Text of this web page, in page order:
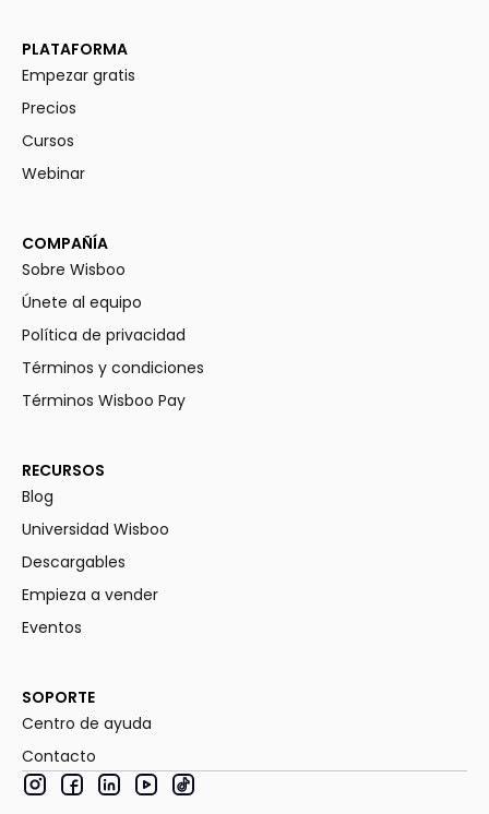
PLATAFORMA
Empezar gratis
Precios
Cursos
Webinar
COMPAÑÍA
Sobre Wisboo
Únete al equipo
Política de privacidad
Términos y condiciones
Términos Wisboo Pay
RECURSOS
Blog
Universidad Wisboo
Descargables
Empieza a vender
Eventos
SOPORTE
Centro de ayuda
Contacto